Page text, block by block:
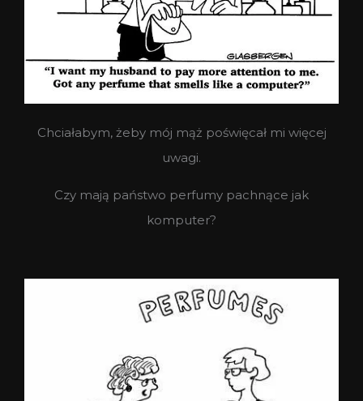
Chciałabym, żeby mój mąż poświęcał mi więcej
uwagi.
Czy mają państwo perfumy pachnące jak
komputer?